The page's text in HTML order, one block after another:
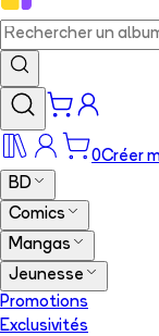
0Créer
BD
Comics
Mangas
Jeunesse
Promotions
Exclusivités